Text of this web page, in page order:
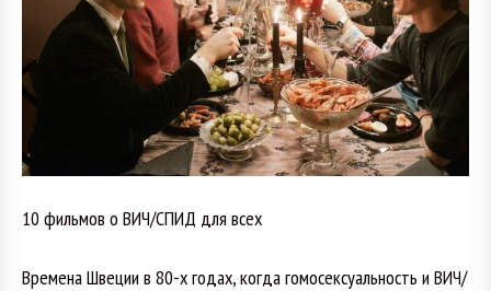
10 фильмов о ВИЧ/СПИД для всех
Времена Швеции в 80-х годах, когда гомосексуальность и ВИЧ/